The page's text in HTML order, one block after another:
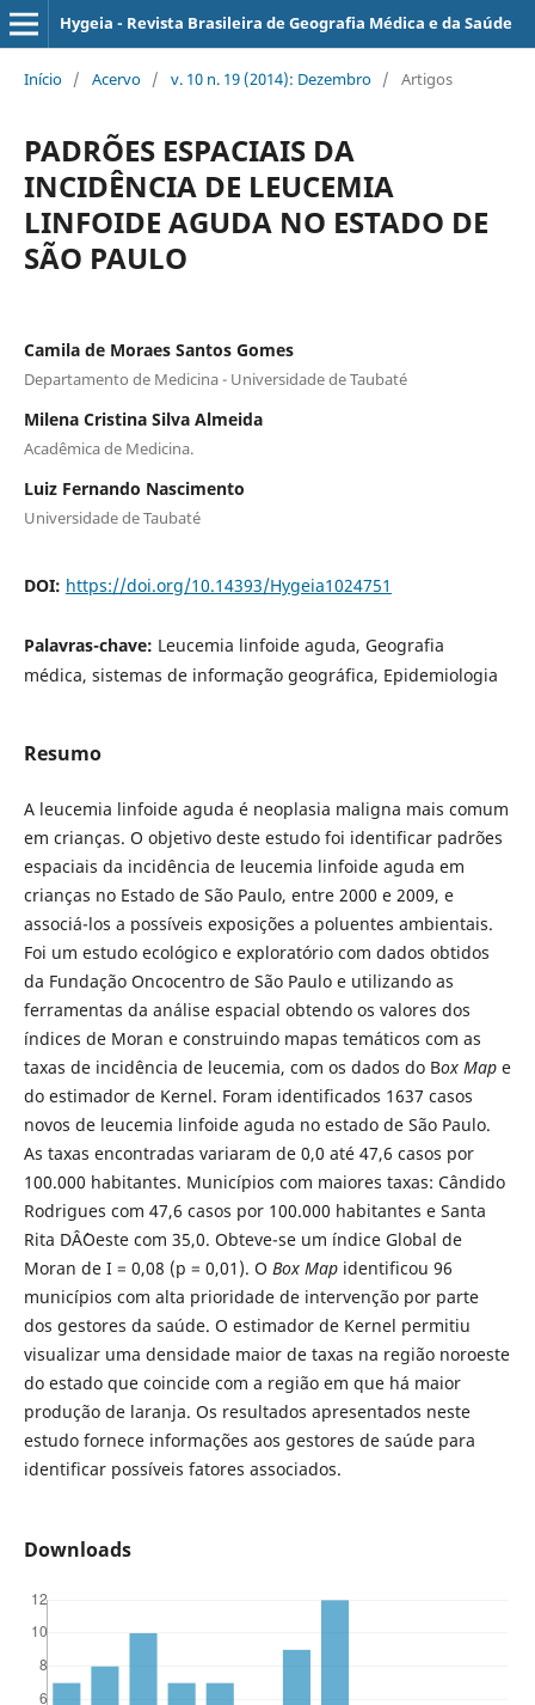
Hygeia - Revista Brasileira de Geografia Médica e da Saúde
Início / Acervo / v. 10 n. 19 (2014): Dezembro / Artigos
PADRÕES ESPACIAIS DA
INCIDÊNCIA DE LEUCEMIA
LINFOIDE AGUDA NO ESTADO DE
SÃO PAULO
Camila de Moraes Santos Gomes
Departamento de Medicina - Universidade de Taubaté
Milena Cristina Silva Almeida
Acadêmica de Medicina.
Luiz Fernando Nascimento
Universidade de Taubaté
DOI: https://doi.org/10.14393/Hygeia1024751
Palavras-chave: Leucemia linfoide aguda, Geografia
médica, sistemas de informação geográfica, Epidemiologia
Resumo
A leucemia linfoide aguda é neoplasia maligna mais comum
em crianças. O objetivo deste estudo foi identificar padrões
espaciais da incidência de leucemia linfoide aguda em
crianças no Estado de São Paulo, entre 2000 e 2009, e
associá-los a possíveis exposições a poluentes ambientais.
Foi um estudo ecológico e exploratório com dados obtidos
da Fundação Oncocentro de São Paulo e utilizando as
ferramentas da análise espacial obtendo os valores dos
índices de Moran e construindo mapas temáticos com as
taxas de incidência de leucemia, com os dados do Box Mape
do estimador de Kernel. Foram identificados 1637 casos
novos de leucemia linfoide aguda no estado de São Paulo.
As taxas encontradas variaram de 0,0 até 47,6 casos por
100.000 habitantes. Municípios com maiores taxas: Cândido
Rodrigues com 47,6 casos por 100.000 habitantes e Santa
Rita DÂ´Oeste com 35,0. Obteve-se um índice Global de
Moran de I = 0,08 (p = 0,01). O Box Mapidentificou 96
municípios com alta prioridade de intervenção por parte
dos gestores da saúde. O estimador de Kernel permitiu
visualizar uma densidade maior de taxas na região noroeste
do estado que coincide com a região em que há maior
produção de laranja. Os resultados apresentados neste
estudo fornece informações aos gestores de saúde para
identificar possíveis fatores associados.
Downloads